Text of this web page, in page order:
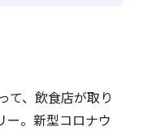
て、飲食店が取り
ー。新型コロナウ